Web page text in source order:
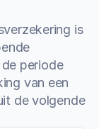
is
periode
van een
de volgende